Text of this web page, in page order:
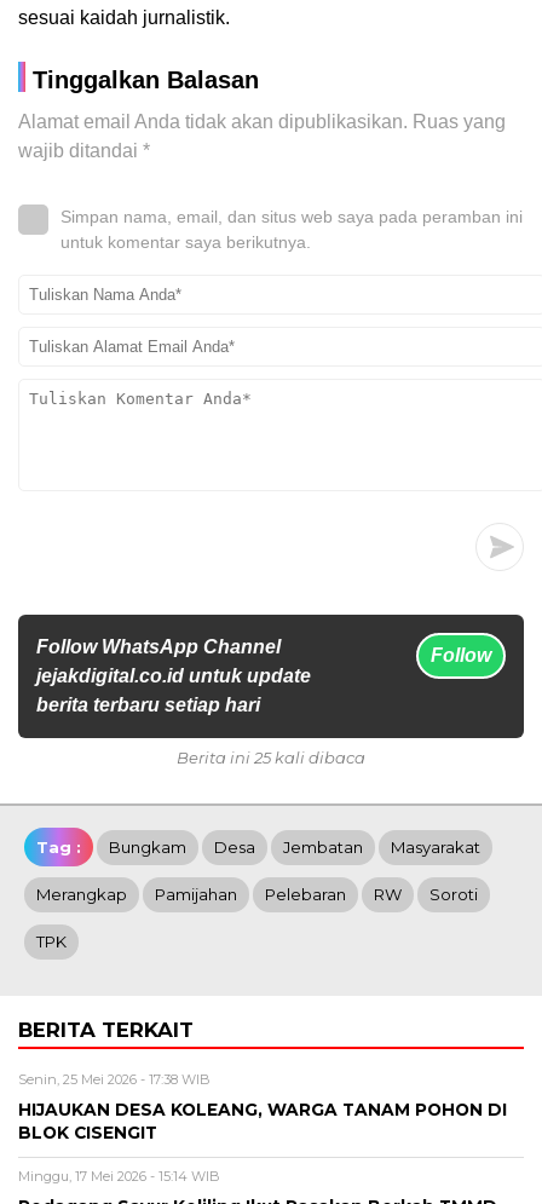
sesuai kaidah jurnalistik.
Tinggalkan Balasan
Alamat email Anda tidak akan dipublikasikan. Ruas yang
wajib ditandai *
Simpan nama, email, dan situs web saya pada peramban ini
untuk komentar saya berikutnya.
Follow WhatsApp Channel
jejakdigital.co.id untuk update
berita terbaru setiap hari
Follow
Berita ini 25 kali dibaca
Tag : Bungkam Desa Jembatan Masyarakat
Merangkap Pamijahan Pelebaran RW Soroti
TPK
BERITA TERKAIT
Senin, 25 Mei 2026 - 17:38 WIB
HIJAUKAN DESA KOLEANG, WARGA TANAM POHON DI
BLOK CISENGIT
Minggu, 17 Mei 2026 - 15:14 WIB